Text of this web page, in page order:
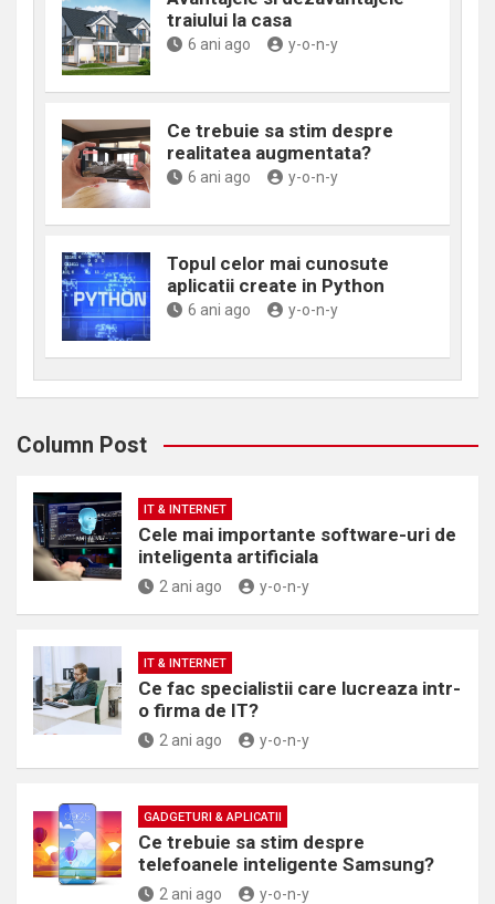
traiului la casa
6 ani ago y-o-n-y
Ce trebuie sa stim despre
realitatea augmentata?
6 ani ago y-o-n-y
Topul celor mai cunosute
aplicatii create in Python
6 ani ago y-o-n-y
Column Post
IT & INTERNET
Cele mai importante software-uri de
inteligenta artificiala
2 ani ago y-o-n-y
IT & INTERNET
Ce fac specialistii care lucreaza intr-
o firma de IT?
2 ani ago y-o-n-y
GADGETURI & APLICATII
Ce trebuie sa stim despre
telefoanele inteligente Samsung?
2 ani ago y-o-n-y